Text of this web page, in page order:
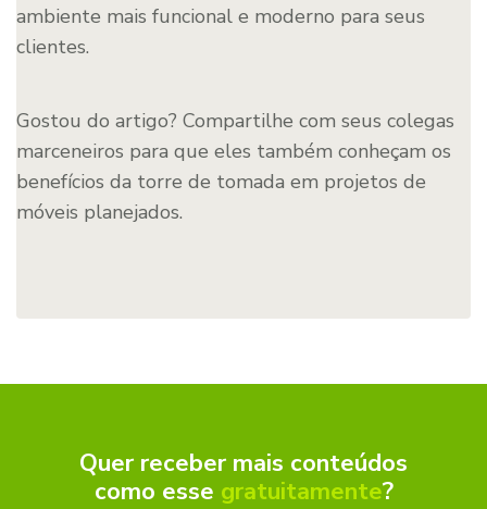
ambiente mais funcional e moderno para seus
clientes.
Gostou do artigo? Compartilhe com seus colegas
marceneiros para que eles também conheçam os
benefícios da torre de tomada em projetos de
móveis planejados.
Quer receber mais conteúdos
como esse gratuitamente?